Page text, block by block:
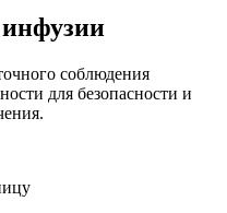
соблюдения
для безопасности и